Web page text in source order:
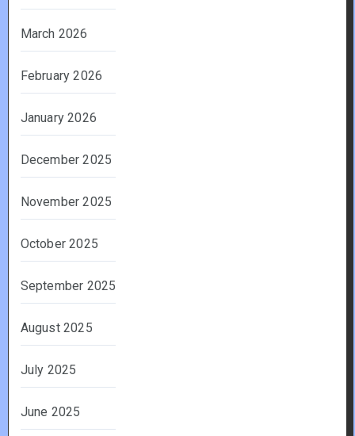
March 2026
February 2026
January 2026
December 2025
November 2025
October 2025
September 2025
August 2025
July 2025
June 2025